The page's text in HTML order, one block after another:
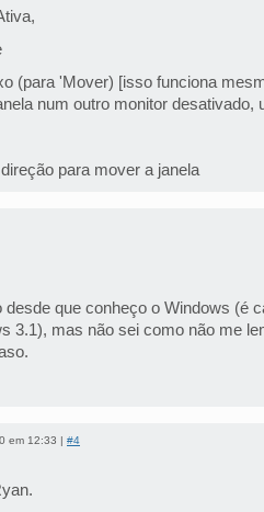
(para 'Mover) [isso funciona
num outro monitor desativado,
para mover a janela
desde que conheço o Windows (é
3.1), mas não sei como não me
em 12:33 | #4